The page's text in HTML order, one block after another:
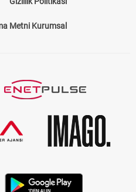
Metni Kurumsal